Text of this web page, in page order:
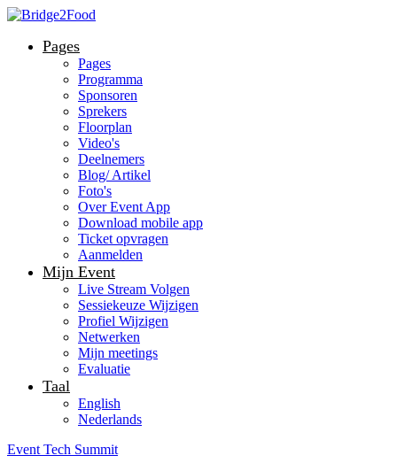
Pages
Pages
Programma
Sponsoren
Sprekers
Floorplan
Video's
Deelnemers
Blog/ Artikel
Foto's
Over Event App
Download mobile app
Ticket opvragen
Aanmelden
Mijn Event
Live Stream Volgen
Sessiekeuze Wijzigen
Profiel Wijzigen
Netwerken
Mijn meetings
Evaluatie
Taal
English
Nederlands
Event Tech Summit